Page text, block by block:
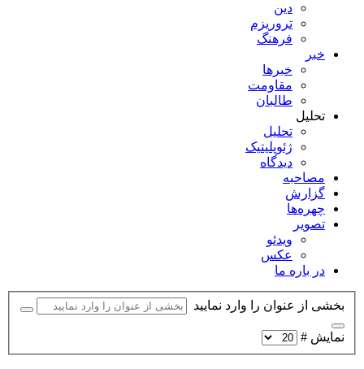
دین
تروریزم
فرهنگ
خبر
خبر‌ها
مقاومت
طالبان
تحلیل
تحلیل
ژئوپلیتیک
دیدگاه
مصاحبه
گزارش
چهره‌ها
تصویر
ویدئو
عکس
در باره ما
بخشی از عنوان را وارد نمایید
نمایش #